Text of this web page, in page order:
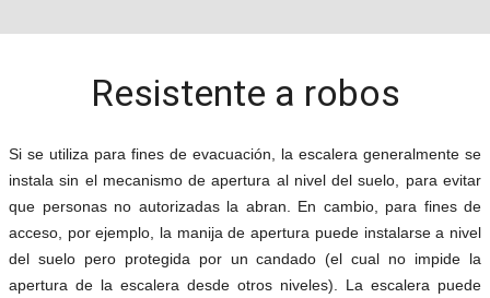
Resistente a robos
Si se utiliza para fines de evacuación, la escalera generalmente se
instala sin el mecanismo de apertura al nivel del suelo, para evitar
que personas no autorizadas la abran. En cambio, para fines de
acceso, por ejemplo, la manija de apertura puede instalarse a nivel
del suelo pero protegida por un candado (el cual no impide la
apertura de la escalera desde otros niveles). La escalera puede